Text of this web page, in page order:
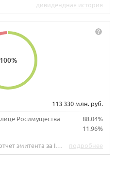
дивидендная история
100%
113 330 млн. руб.
Росимущества
88.04%
11.96%
Источник: ежеквартальный отчет эмитента за IV квартал 2019 г. подробнее